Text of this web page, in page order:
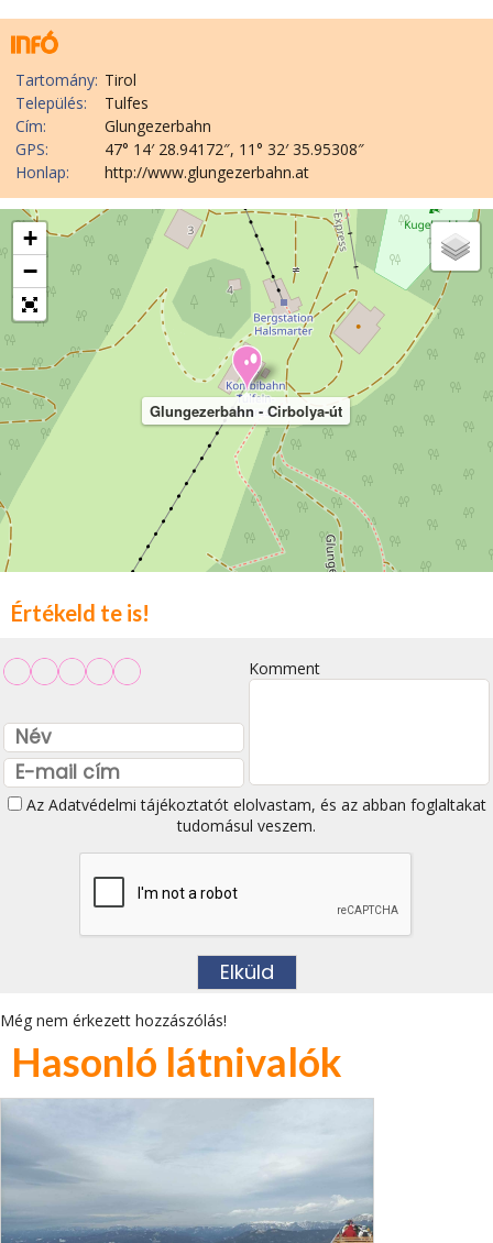
Tartomány: Tirol
Település:
Tulfes
Cím:
Glungezerbahn
GPS:
47° 14′ 28.94172″, 11° 32′ 35.95308″
Honlap:
http://www.glungezerbahn.at
Glungezerbahn - Cirbolya-út
+
−
Értékeld te is!
Komment
Az Adatvédelmi tájékoztatótelolvastam, és az abban foglaltakat
tudomásul veszem.
Még nem érkezett hozzászólás!
Hasonló látnivalók